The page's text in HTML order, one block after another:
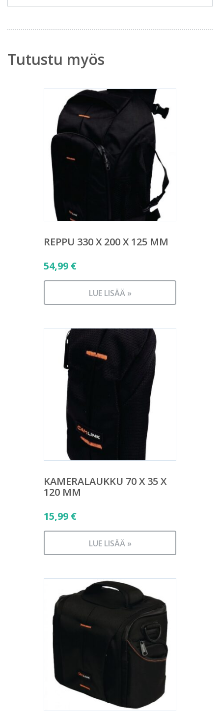
Tutustu myös
REPPU 330 X 200 X 125 MM
54,99 €
LUE LISÄÄ »
KAMERALAUKKU 70 X 35 X
120 MM
15,99 €
LUE LISÄÄ »